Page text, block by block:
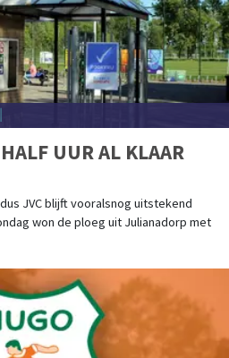
UUR AL KLAAR
JVC blijft vooralsnog uitstekend
won de ploeg uit Julianadorp met